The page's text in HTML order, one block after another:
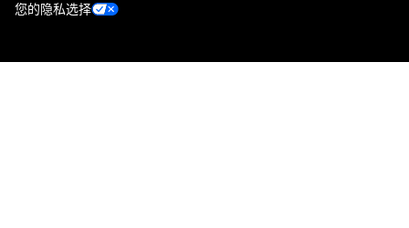
您的隐私选择